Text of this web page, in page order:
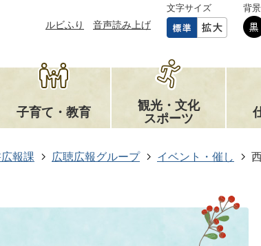
ルビふり 音声読み上げ
文字サイズ
背
子育て・教育
観光・文化
スポーツ
報課 広聴広報グループ イベント・催し